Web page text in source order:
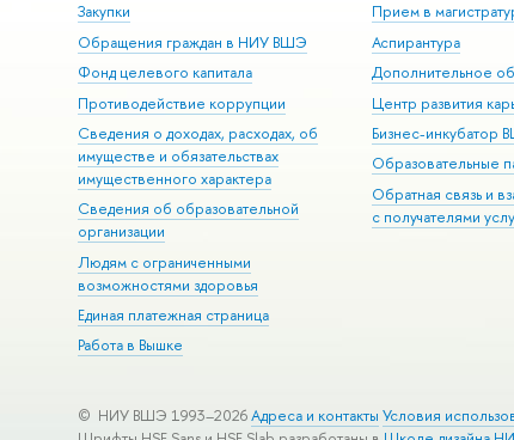
Закупки
Обращения граждан в НИУ ВШЭ
Фонд целевого капитала
Противодействие коррупции
Сведения о доходах, расходах, об
имуществе и обязательствах
имущественного характера
Сведения об образовательной
организации
Людям с ограниченными
возможностями здоровья
Единая платежная страница
Работа в Вышке
Прием в
Аспирантура
Дополнительное
Центр развития
Бизнес-инкубатор
Образовательные
Обратная связь и
с получателями
© НИУ ВШЭ 1993–2026 Адреса и контакты Условия